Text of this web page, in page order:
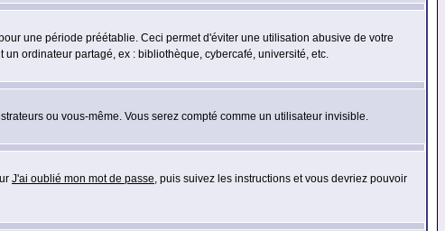
une période préétablie. Ceci permet d'éviter une utilisation abusive de votre
ordinateur partagé, ex : bibliothèque, cybercafé, université, etc.
ou vous-même. Vous serez compté comme un utilisateur invisible.
J'ai oublié mon mot de passe, puis suivez les instructions et vous devriez pouvoir